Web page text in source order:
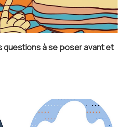
questions à se poser avant et